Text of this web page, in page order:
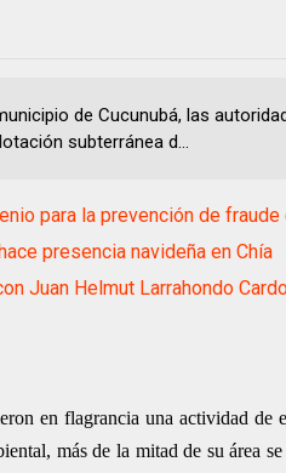
de Cucunubá, las
subterránea d...
para la prevención de
presencia navideña en Chía
Juan Helmut Larrahondo
en flagrancia una actividad de
más de la mitad de su área